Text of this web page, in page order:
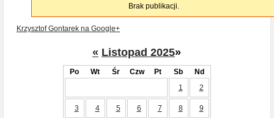
Brak publikacji.
Krzysztof Gontarek na Google+
« Listopad 2025»
Po Wt Śr Czw Pt Sb
Nd
1
2
3 4 5 6 7 8 9